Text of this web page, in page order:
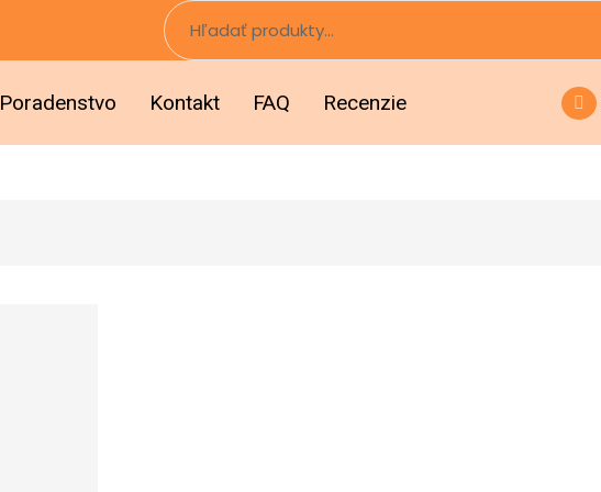
Poradenstvo Kontakt FAQ Recenzie